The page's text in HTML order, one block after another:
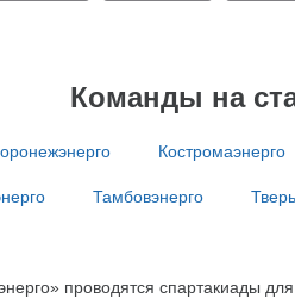
Команды на
Костромаэнерго
Тамбовэнерго
проводятся спартакиады